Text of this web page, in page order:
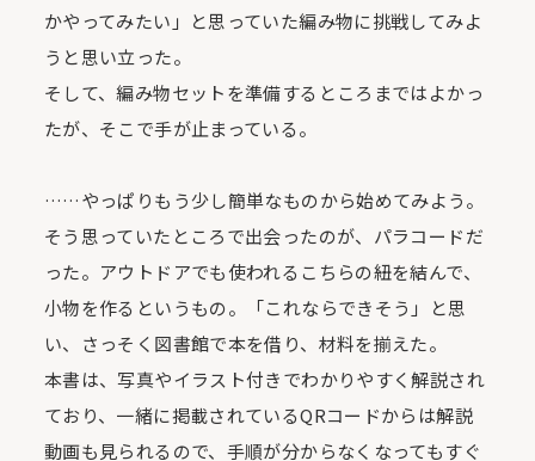
かやってみたい」と思っていた編み物に挑戦してみよ
うと思い立った。
そして、編み物セットを準備するところまではよかっ
たが、そこで手が止まっている。
……やっぱりもう少し簡単なものから始めてみよう。
そう思っていたところで出会ったのが、パラコードだ
った。アウトドアでも使われるこちらの紐を結んで、
小物を作るというもの。「これならできそう」と思
い、さっそく図書館で本を借り、材料を揃えた。
本書は、写真やイラスト付きでわかりやすく解説され
ており、一緒に掲載されているQRコードからは解説
動画も見られるので、手順が分からなくなってもすぐ